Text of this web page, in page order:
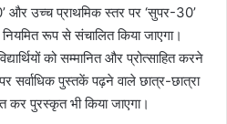
और उच्च प्राथमिक स्तर पर ‘सुपर-30’
रूप से संचालित किया जाएगा।
को सम्मानित और प्रोत्साहित करने
सर्वाधिक पुस्तकें पढ़ने वाले छात्र-छात्रा
कर पुरस्कृत भी किया जाएगा।